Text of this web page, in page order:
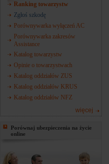
Ranking towarzystw
Zgłoś szkodę
Porównywarka wyłączeń AC
Porównywarka zakresów
Assistance
Katalog towarzystw
Opinie o towarzystwach
Katalog oddziałów ZUS
Katalog oddziałów KRUS
Katalog oddziałów NFZ
więcej
Porównaj ubezpieczenia na życie
online